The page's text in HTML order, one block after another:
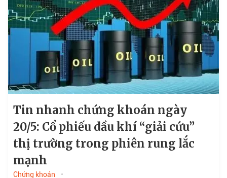
Tin nhanh chứng khoán ngày
20/5: Cổ phiếu dầu khí “giải cứu”
thị trường trong phiên rung lắc
mạnh
Chứng khoán